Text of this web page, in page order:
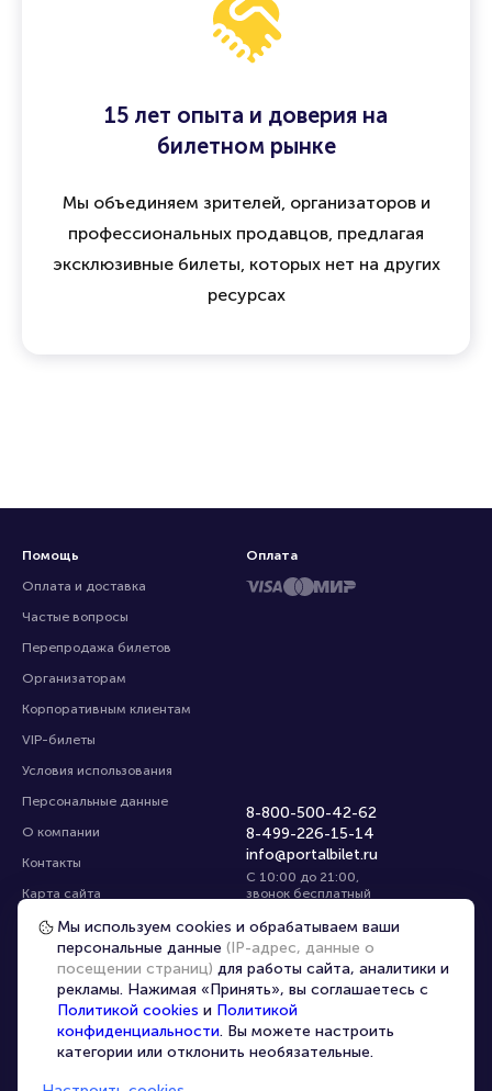
15 лет опыта и доверия на
билетном рынке
Мы объединяем зрителей, организаторов и
профессиональных продавцов, предлагая
эксклюзивные билеты, которых нет на других
ресурсах
Помощь
Оплата и доставка
Частые вопросы
Перепродажа билетов
Организаторам
Корпоративным клиентам
VIP-билеты
Условия использования
Персональные данные
О компании
Контакты
Карта сайта
Управление cookies
8-800-500-42-62
8-499-226-15-14
info@portalbilet.ru
С 10:00 до 21:00,
звонок бесплатный
Все площадки
Оплата
Главная | Белгород
Мы используем cookies и обрабатываем ваши
персональные данные (IP-адрес, данные о
посещении страниц) для работы сайта, аналитики и
рекламы. Нажимая «Принять», вы соглашаетесь с
Политикой cookies и Политикой
конфиденциальности. Вы можете настроить
категории или отклонить необязательные.